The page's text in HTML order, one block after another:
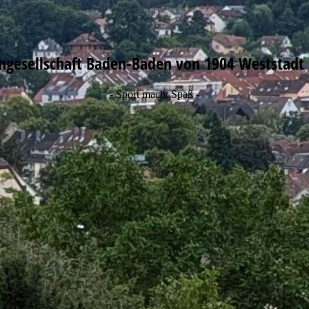
Baden-Baden von 1904 Weststadt
- Sport macht Spaß -